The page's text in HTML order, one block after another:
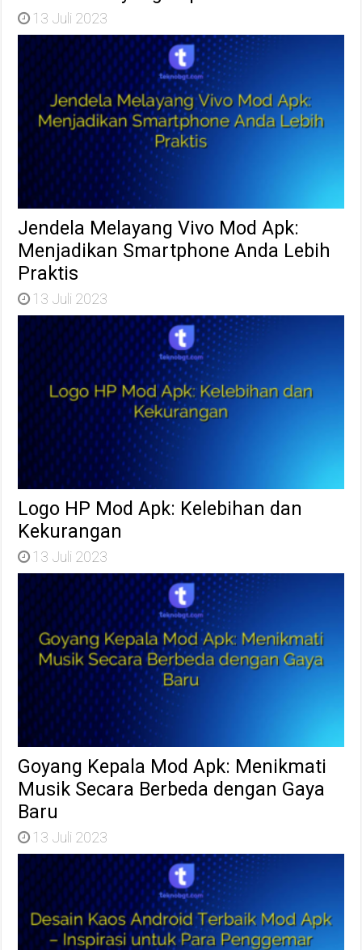
13 Juli 2023
Jendela Melayang Vivo Mod Apk:
Menjadikan Smartphone Anda Lebih
Praktis
13 Juli 2023
Logo HP Mod Apk: Kelebihan dan
Kekurangan
13 Juli 2023
Goyang Kepala Mod Apk: Menikmati
Musik Secara Berbeda dengan Gaya
Baru
13 Juli 2023